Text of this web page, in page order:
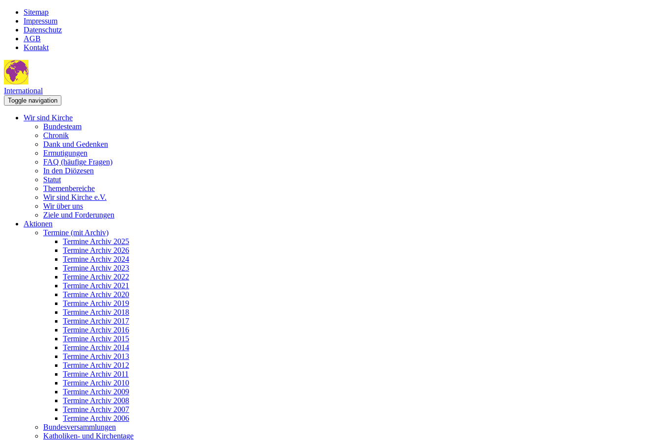
Sitemap
Impressum
Datenschutz
AGB
Kontakt
International
Toggle navigation
Wir sind Kirche
Bundesteam
Chronik
Dank und Gedenken
Ermutigungen
FAQ (häufige Fragen)
In den Diözesen
Statut
Themenbereiche
Wir sind Kirche e.V.
Wir über uns
Ziele und Forderungen
Aktionen
Termine (mit Archiv)
Termine Archiv 2025
Termine Archiv 2026
Termine Archiv 2024
Termine Archiv 2023
Termine Archiv 2022
Termine Archiv 2021
Termine Archiv 2020
Termine Archiv 2019
Termine Archiv 2018
Termine Archiv 2017
Termine Archiv 2016
Termine Archiv 2015
Termine Archiv 2014
Termine Archiv 2013
Termine Archiv 2012
Termine Archiv 2011
Termine Archiv 2010
Termine Archiv 2009
Termine Archiv 2008
Termine Archiv 2007
Termine Archiv 2006
Bundesversammlungen
Katholiken- und Kirchentage